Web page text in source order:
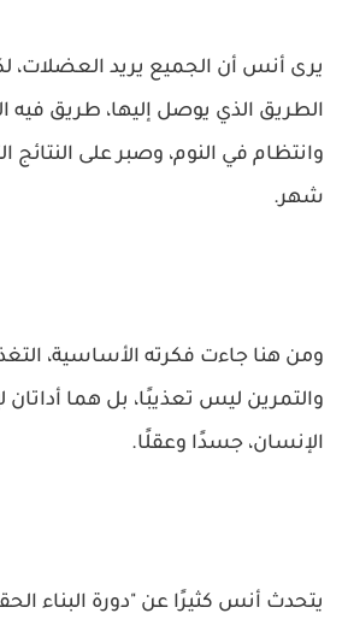
يرى أنس أن الجميع يريد العضلات،
الطريق الذي يوصل إليها، طريق فيه
وانتظام في النوم، وصبر على النتائج
شهر.
ومن هنا جاءت فكرته الأساسية،
والتمرين ليس تعذيبًا، بل هما
الإنسان، جسدًا وعقلًا.
يتحدث أنس كثيرًا عن "دورة البناء